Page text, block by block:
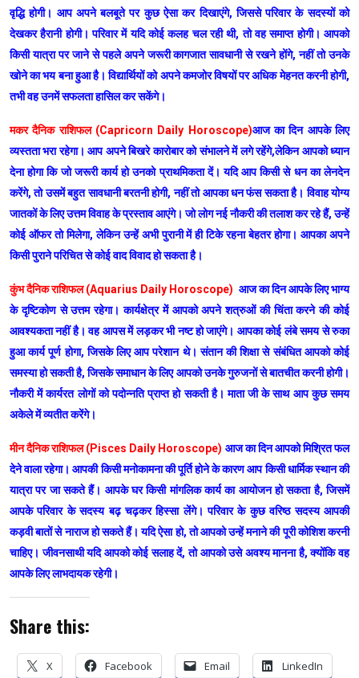
वृद्धि होगी। आप अपने बलबूते पर कुछ ऐसा कर दिखाएंगे, जिससे परिवार के सदस्यों को
देखकर हैरानी होगी। परिवार में यदि कोई कलह चल रही थी, तो वह समाप्त होगी। आपको
किसी यात्रा पर जाने से पहले अपने जरूरी कागजात सावधानी से रखने होंगे, नहीं तो उनके
खोने का भय बना हुआ है। विद्यार्थियों को अपने कमजोर विषयों पर अधिक मेहनत करनी होगी,
तभी वह उनमें सफलता हासिल कर सकेंगे।
मकर दैनिक राशिफल (Capricorn Daily Horoscope)आज का दिन आपके लिए
व्यस्तता भरा रहेगा। आप अपने बिखरे कारोबार को संभालने में लगे रहेंगे,लेकिन आपको ध्यान
देना होगा कि जो जरूरी कार्य हो उनको प्राथमिकता दें। यदि आप किसी से धन का लेनदेन
करेंगे, तो उसमें बहुत सावधानी बरतनी होगी, नहीं तो आपका धन फंस सकता है। विवाह योग्य
जातकों के लिए उत्तम विवाह के प्रस्ताव आएंगे। जो लोग नई नौकरी की तलाश कर रहे हैं, उन्हें
कोई ऑफर तो मिलेगा, लेकिन उन्हें अभी पुरानी में ही टिके रहना बेहतर होगा। आपका अपने
किसी पुराने परिचित से कोई वाद विवाद हो सकता है।
कुंभ दैनिक राशिफल (Aquarius Daily Horoscope) आज का दिन आपके लिए भाग्य
के दृष्टिकोण से उत्तम रहेगा। कार्यक्षेत्र में आपको अपने शत्रुओं की चिंता करने की कोई
आवश्यकता नहीं है। वह आपस में लड़कर भी नष्ट हो जाएंगे। आपका कोई लंबे समय से रुका
हुआ कार्य पूर्ण होगा, जिसके लिए आप परेशान थे। संतान की शिक्षा से संबंधित आपको कोई
समस्या हो सकती है, जिसके समाधान के लिए आपको उनके गुरुजनों से बातचीत करनी होगी।
नौकरी में कार्यरत लोगों को पदोन्नति प्राप्त हो सकती है। माता जी के साथ आप कुछ समय
अकेले में व्यतीत करेंगे।
मीन दैनिक राशिफल (Pisces Daily Horoscope) आज का दिन आपको मिश्रित फल
देने वाला रहेगा। आपकी किसी मनोकामना की पूर्ति होने के कारण आप किसी धार्मिक स्थान की
यात्रा पर जा सकते हैं। आपके घर किसी मांगलिक कार्य का आयोजन हो सकता है, जिसमें
आपके परिवार के सदस्य बढ़ चढ़कर हिस्सा लेंगे। परिवार के कुछ वरिष्ठ सदस्य आपकी
कड़वी बातों से नाराज हो सकते हैं। यदि ऐसा हो, तो आपको उन्हें मनाने की पूरी कोशिश करनी
चाहिए। जीवनसाथी यदि आपको कोई सलाह दें, तो आपको उसे अवश्य मानना है, क्योंकि वह
आपके लिए लाभदायक रहेगी।
Share this:
X Facebook Email LinkedIn